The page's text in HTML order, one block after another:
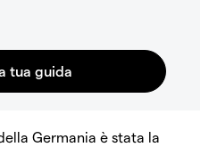
Germania è stata la